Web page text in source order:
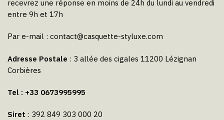
recevrez une réponse en moins de 24h du lundi au vendredi
entre 9h et 17h
Par e-mail : contact@casquette-styluxe.com
Adresse Postale : 3 allée des cigales 11200 Lézignan
Corbières
Tel : +33 0673995995
Siret : 392 849 303 000 20